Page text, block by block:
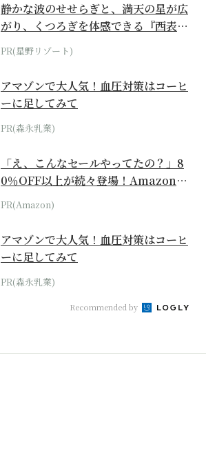
静かな波のせせらぎと、満天の星が広
がり、くつろぎを体感できる『西表島
ホテル by...
PR(星野リゾート)
アマゾンで大人気！血圧対策はコーヒ
ーに足してみて
PR(森永乳業)
「え、こんなセールやってたの？」8
0％OFF以上が続々登場！Amazonの
本気が...
PR(Amazon)
アマゾンで大人気！血圧対策はコーヒ
ーに足してみて
PR(森永乳業)
Recommended by